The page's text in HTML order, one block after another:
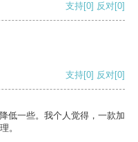
支持[0] 反对[0]
支持[0] 反对[0]
低一些。我个人觉得，一款加
。